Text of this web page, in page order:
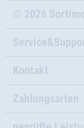
© 2026
Kontakt
Zahlungsarten